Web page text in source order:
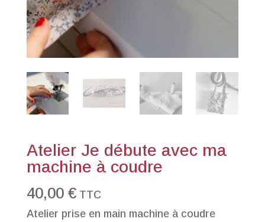
Atelier Je débute avec ma
machine à coudre
40,00 € TTC
Atelier prise en main machine à coudre